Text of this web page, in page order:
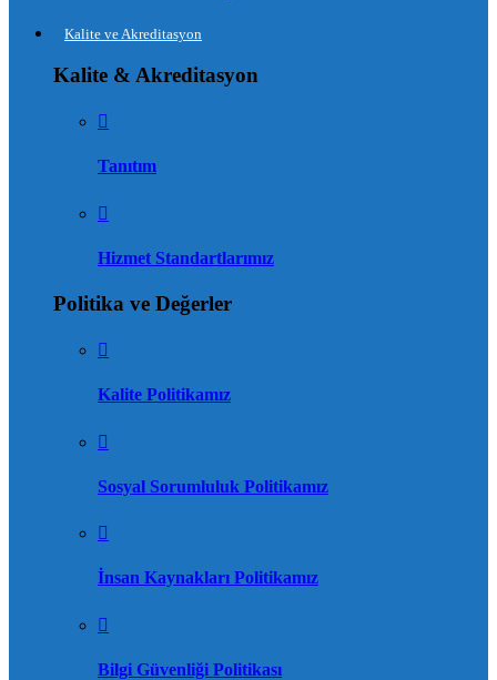
Kalite ve Akreditasyon
Kalite & Akreditasyon
Tanıtım
Hizmet Standartlarımız
Politika ve Değerler
Kalite Politikamız
Sosyal Sorumluluk Politikamız
İnsan Kaynakları Politikamız
Bilgi Güvenliği Politikası